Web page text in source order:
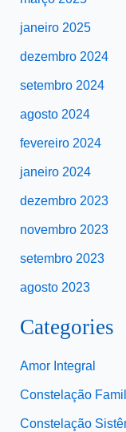
janeiro 2025
dezembro 2024
setembro 2024
agosto 2024
fevereiro 2024
janeiro 2024
dezembro 2023
novembro 2023
setembro 2023
agosto 2023
Categories
Amor Integral
Constelação
Constelação